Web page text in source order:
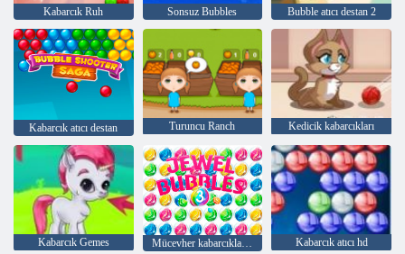
Kabarcık Ruh Sonsuz Bubbles Bubble atıcı destan 2
Kabarcık atıcı destan Turuncu Ranch Kedicik kabarcıkları
Kabarcık Gemes Mücevher kabarcıkları 3 Kabarcık atıcı hd